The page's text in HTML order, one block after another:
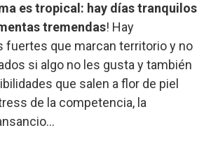
es tropical: hay días tranquilos
tremendas! Hay
fuertes que marcan territorio y no
si algo no les gusta y también
que salen a flor de piel
de la competencia, la